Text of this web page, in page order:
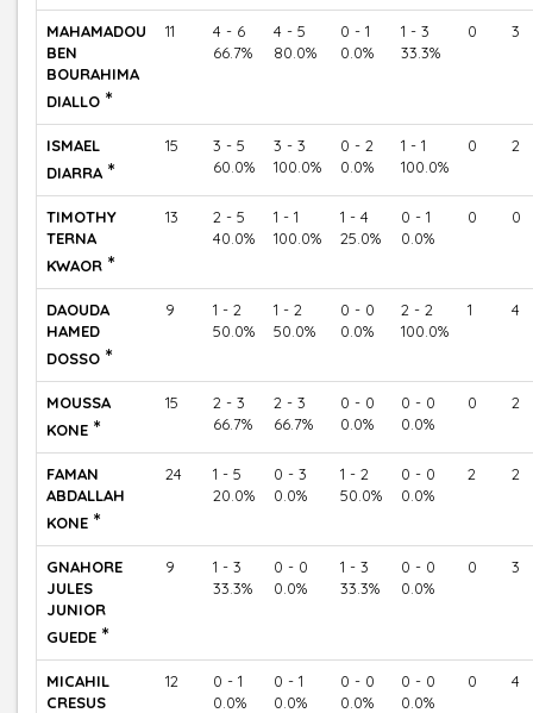
MAHAMADOU
BEN
BOURAHIMA
DIALLO *
11
4 - 6
66.7%
4 - 5
80.0%
0 - 1
0.0%
1 - 3
33.3%
0 3
ISMAEL
DIARRA *
15
3 - 5
60.0%
3 - 3
100.0%
0 - 2
0.0%
1 - 1
100.0%
0 2
TIMOTHY
TERNA
KWAOR *
13
2 - 5
40.0%
1 - 1
100.0%
1 - 4
25.0%
0 - 1
0.0%
0 0
DAOUDA
HAMED
DOSSO *
9
1 - 2
50.0%
1 - 2
50.0%
0 - 0
0.0%
2 - 2
100.0%
1 4
MOUSSA
KONE *
15
2 - 3
66.7%
2 - 3
66.7%
0 - 0
0.0%
0 - 0
0.0%
0 2
FAMAN
ABDALLAH
KONE *
24
1 - 5
20.0%
0 - 3
0.0%
1 - 2
50.0%
0 - 0
0.0%
2 2
GNAHORE
JULES
JUNIOR
GUEDE *
9
1 - 3
33.3%
0 - 0
0.0%
1 - 3
33.3%
0 - 0
0.0%
0 3
MICAHIL
CRESUS
12
0 - 1
0.0%
0 - 1
0.0%
0 - 0
0.0%
0 - 0
0.0%
0 4